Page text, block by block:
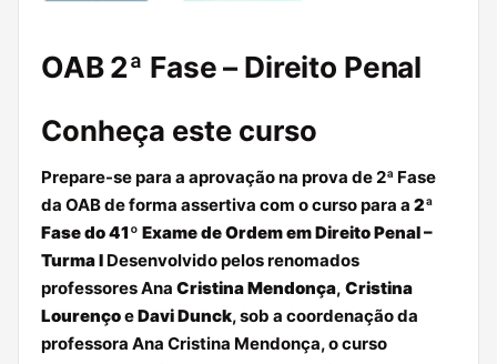
OAB 2ª Fase – Direito Penal
Conheça este curso
Prepare-se para a aprovação na prova de 2ª Fase
da OAB de forma assertiva com o curso para a 2ª
Fase do 41º Exame de Ordem em Direito Penal –
Turma I Desenvolvido pelos renomados
professores Ana Cristina Mendonça, Cristina
LourençoeDavi Dunck, sob a coordenação da
professora Ana Cristina Mendonça, o curso